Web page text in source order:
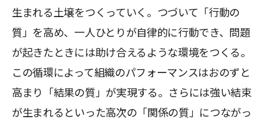
生まれる土壌をつくっていく。つづいて「行動の
質」を高め、一人ひとりが自律的に行動でき、問題
が起きたときには助け合えるような環境をつくる。
この循環によって組織のパフォーマンスはおのずと
高まり「結果の質」が実現する。さらには強い結束
が生まれるといった高次の「関係の質」につながっ